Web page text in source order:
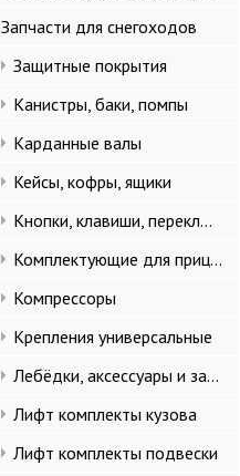
Запчасти для снегоходов
Защитные покрытия
Канистры, баки, помпы
Карданные валы
Кейсы, кофры, ящики
Кнопки, клавиши, переключатели
Комплектующие для прицепов
Компрессоры
Крепления универсальные
Лебёдки, аксессуары и запчасти
Лифт комплекты кузова
Лифт комплекты подвески